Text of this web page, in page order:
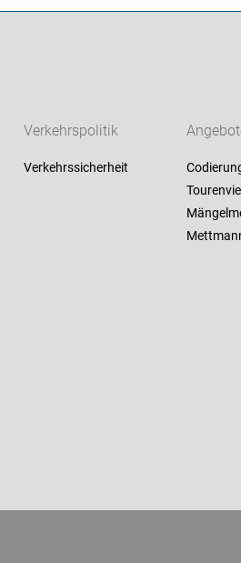
Verkehrspolitik
Verkehrssicherheit